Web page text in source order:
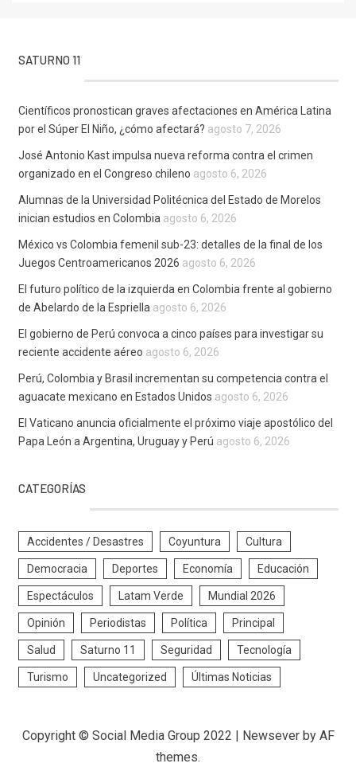
SATURNO 11
Científicos pronostican graves afectaciones en América Latina
por el Súper El Niño, ¿cómo afectará? agosto 7, 2026
José Antonio Kast impulsa nueva reforma contra el crimen
organizado en el Congreso chileno agosto 6, 2026
Alumnas de la Universidad Politécnica del Estado de Morelos
inician estudios en Colombia agosto 6, 2026
México vs Colombia femenil sub-23: detalles de la final de los
Juegos Centroamericanos 2026 agosto 6, 2026
El futuro político de la izquierda en Colombia frente al gobierno
de Abelardo de la Espriella agosto 6, 2026
El gobierno de Perú convoca a cinco países para investigar su
reciente accidente aéreo agosto 6, 2026
Perú, Colombia y Brasil incrementan su competencia contra el
aguacate mexicano en Estados Unidos agosto 6, 2026
El Vaticano anuncia oficialmente el próximo viaje apostólico del
Papa León a Argentina, Uruguay y Perú agosto 6, 2026
CATEGORÍAS
Accidentes / Desastres Coyuntura Cultura
Democracia Deportes Economía Educación
Espectáculos Latam Verde Mundial 2026
Opinión Periodistas Política Principal
Salud Saturno 11 Seguridad Tecnología
Turismo Uncategorized Últimas Noticias
Copyright © Social Media Group 2022 | Newseverby AF
themes.